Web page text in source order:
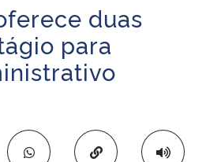
e Abastecimento
duas
para
Copiar para área